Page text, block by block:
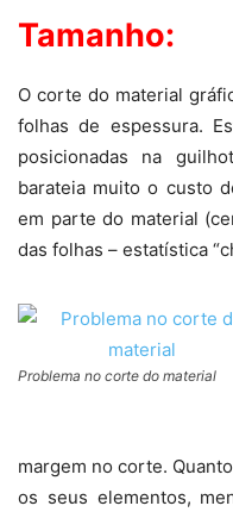
Tamanho:
O corte do material
folhas de espessura.
posicionadas na
barateia muito o custo
em parte do material
das folhas – estatística
Problema no corte do material
margem no corte.
os seus elementos,